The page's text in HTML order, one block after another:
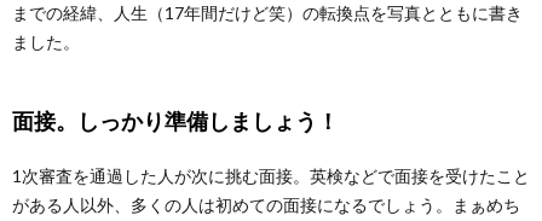
までの経緯、人生（17年間だけど笑）の転換点を写真とともに書き
ました。
面接。しっかり準備しましょう！
1次審査を通過した人が次に挑む面接。英検などで面接を受けたこと
がある人以外、多くの人は初めての面接になるでしょう。まぁめち